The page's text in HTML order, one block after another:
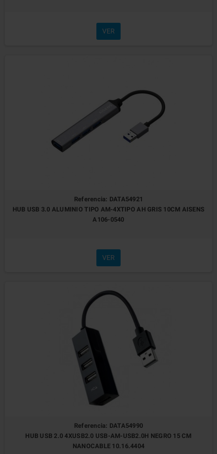
VER
Referencia: DATA54921
HUB USB 3.0 ALUMINIO TIPO AM-4XTIPO AH GRIS 10CM AISENS
A106-0540
VER
Referencia: DATA54990
HUB USB 2.0 4XUSB2.0 USB-AM-USB2.0H NEGRO 15 CM
NANOCABLE 10.16.4404